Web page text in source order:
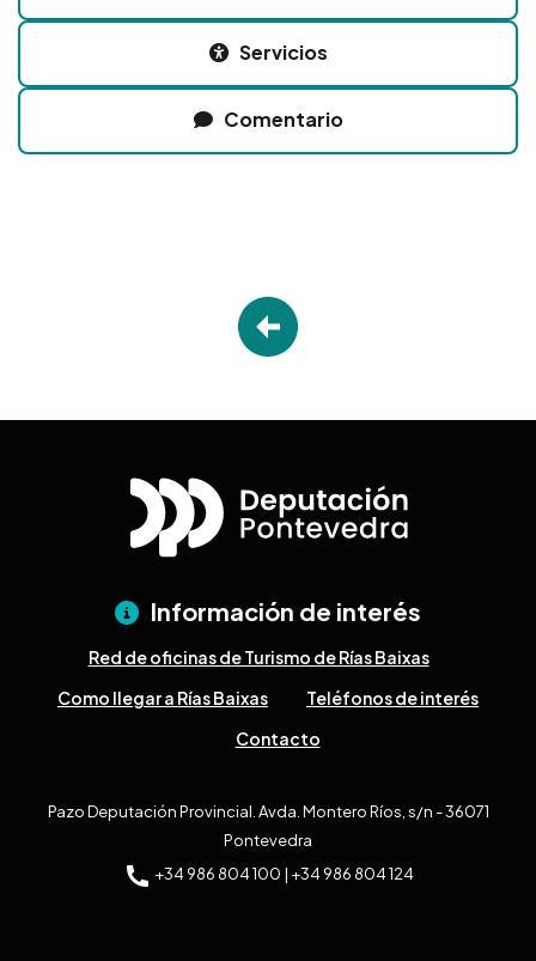
Servicios
Comentario
Información de interés
Red de oficinas de Turismo de Rías Baixas
Como llegar a Rías Baixas
Teléfonos de interés
Contacto
Pazo Deputación Provincial. Avda. Montero Ríos, s/n - 36071
Pontevedra
+34 986 804 100 | +34 986 804 124